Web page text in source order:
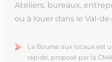
Ateliers, bureaux,
ou à louer dans le Val-
La Bourse aux locaux est
rapide, proposé par la